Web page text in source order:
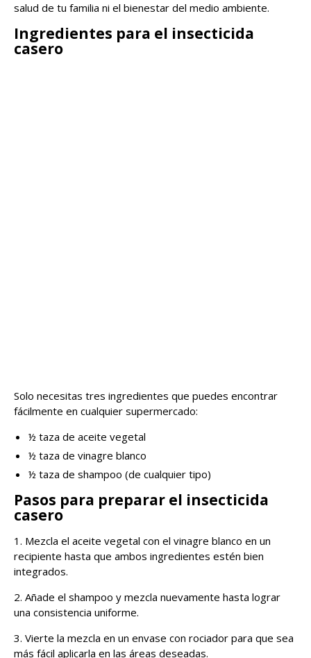
salud de tu familia ni el bienestar del medio ambiente.
Ingredientes para el insecticida
casero
Solo necesitas tres ingredientes que puedes encontrar
fácilmente en cualquier supermercado:
½ taza de aceite vegetal
½ taza de vinagre blanco
½ taza de shampoo (de cualquier tipo)
Pasos para preparar el insecticida
casero
1. Mezcla el aceite vegetal con el vinagre blanco en un
recipiente hasta que ambos ingredientes estén bien
integrados.
2. Añade el shampoo y mezcla nuevamente hasta lograr
una consistencia uniforme.
3. Vierte la mezcla en un envase con rociador para que sea
más fácil aplicarla en las áreas deseadas.